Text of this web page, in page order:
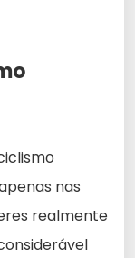
nas
realmente